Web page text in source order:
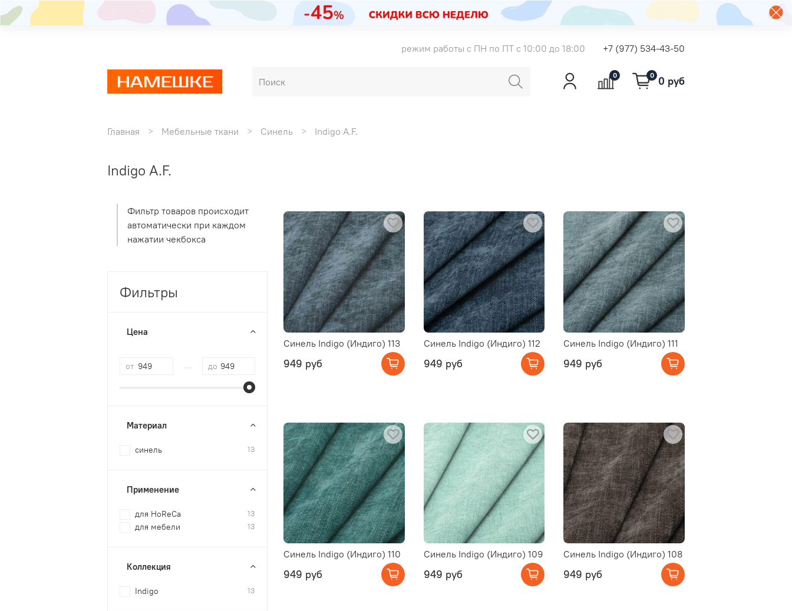
режим работы с ПН по ПТ с 10:00 до 18:00 +7 (977) 534-43-50
0 0 0 руб
Главная Мебельные ткани Синель Indigo A.F.
Indigo A.F.
Синель Indigo (Индиго) 113
949 руб
Синель Indigo (Индиго) 112
949 руб
Синель Indigo (Индиго) 111
949 руб
Синель Indigo (Индиго) 110
949 руб
Синель Indigo (Индиго) 109
949 руб
Синель Indigo (Индиго) 108
949 руб
Фильтр товаров происходит
автоматически при каждом
нажатии чекбокса
Фильтры
Цена
от до
Материал
синель 13
Применение
для HoReCa 13
для мебели 13
Коллекция
Indigo 13